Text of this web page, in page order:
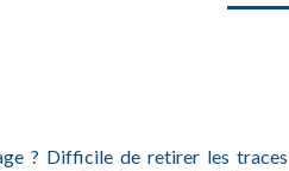
? Difficile de retirer les traces